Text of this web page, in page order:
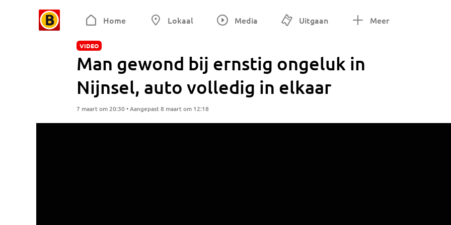
Home Lokaal Media Uitgaan Meer
VIDEO
Man gewond bij ernstig ongeluk in
Nijnsel, auto volledig in elkaar
7 maart om 20:30 • Aangepast 8 maart om 12:18